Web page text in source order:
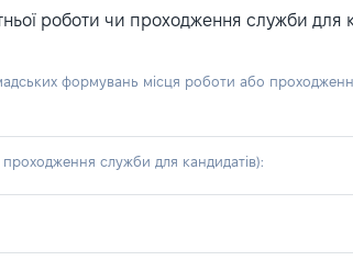
роботи чи проходження служби для
формувань місця роботи або
служби для кандидатів):